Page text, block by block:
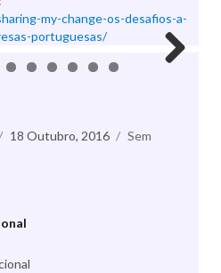
my-change-os-desafios-a-
portuguesas/
Publicado
18 Outubro, 2016 Categorias
Sem